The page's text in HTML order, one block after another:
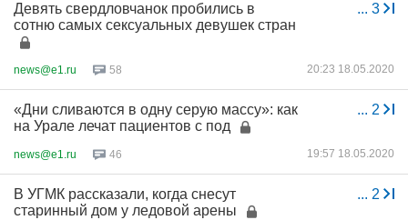
... 3
Девять свердловчанок пробились в
сотню самых сексуальных девушек стран
news@e1.ru 58 20:23 18.05.2020
... 2
«Дни сливаются в одну серую массу»: как
на Урале лечат пациентов с под
news@e1.ru 46 19:57 18.05.2020
... 2
В УГМК рассказали, когда снесут
старинный дом у ледовой арены